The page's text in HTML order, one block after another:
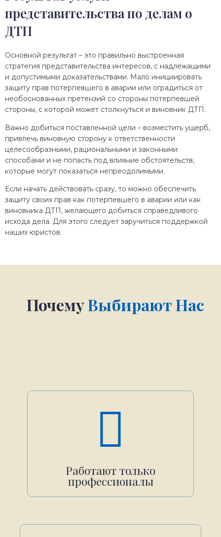
представительства по делам о
ДТП
Основной результат – это правильно выстроенная
стратегия представительства интересов, с надлежащими
и допустимыми доказательствами. Мало инициировать
защиту прав потерпевшего в аварии или оградиться от
необоснованных претензий со стороны потерпевшей
стороны, с которой может столкнуться и виновник ДТП.
Важно добиться поставленной цели – возместить ущерб,
привлечь виновную сторону к ответственности
целесообразными, рациональными и законными
способами и не попасть под влияние обстоятельств,
которые могут показаться непреодолимыми.
Если начать действовать сразу, то можно обеспечить
защиту своих прав как потерпевшего в аварии или как
виновника ДТП, желающего добиться справедливого
исхода дела. Для этого следует заручиться поддержкой
наших юристов.
ПочемуВыбирают Нас
Работают только
профессионалы